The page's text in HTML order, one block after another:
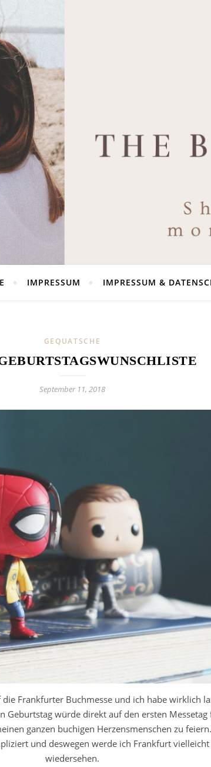
IMPRESSUM IMPRESSUM &
GEQUATSCHE
September 11, 2018
Frankfurter Buchmesse und ich habe wirklich
Geburtstag würde direkt auf den ersten
ganzen buchigen Herzensmenschen zu
und deswegen werde ich Frankfurt vielleicht
wiedersehen.